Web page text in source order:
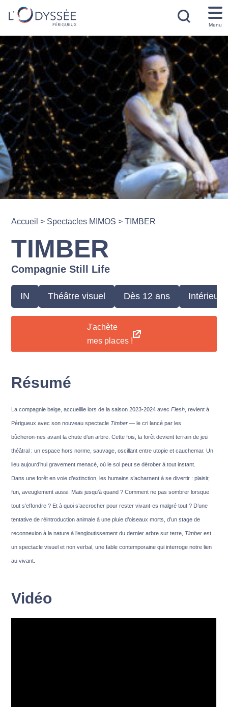
Menu
Accueil > Spectacles MIMOS >TIMBER
TIMBER
Compagnie Still Life
IN Théâtre visuel Dès 12 ans Intérieur
J'achète
mes places !
Résumé
La compagnie belge, accueillie lors de la saison 2023-2024 avecFlesh , revient à
Périgueux avec son nouveau spectacle Timber — le cri lancé par les
bûcheron·nes avant la chute d’un arbre. Cette fois, la forêt devient terrain de jeu
théâtral : un espace hors norme, sauvage, oscillant entre utopie et cauchemar. Un
lieu aujourd’hui gravement menacé, où le sol peut se dérober à tout instant.
Dans une forêt en voie d’extinction, les humains s’acharnent à se divertir : plaisir,
fun, aveuglement aussi. Mais jusqu’à quand ? Comment ne pas sombrer lorsque
tout s’effondre ? Et à quoi s’accrocher pour rester vivant·es malgré tout ? D’une
tentative de réintroduction animale à une pluie d’oiseaux morts, d’un stage de
reconnexion à la nature à l’engloutissement du dernier arbre sur terre, Timber est
un spectacle visuel et non verbal, une fable contemporaine qui interroge notre lien
au vivant.
Vidéo